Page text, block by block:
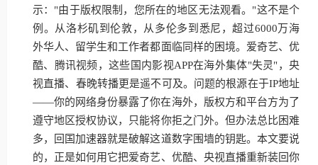
示："由于版权限制，您所在的地区无法观看。"这不是个
例。从洛杉矶到伦敦，从多伦多到悉尼，超过6000万海
外华人、留学生和工作者都面临同样的困境。爱奇艺、优
酷、腾讯视频，这些国内影视APP在海外集体"失灵"，央
视直播、春晚转播更是遥不可及。问题的根源在于IP地址
——你的网络身份暴露了你在海外，版权方和平台方为了
遵守地区授权协议，只能将你拒之门外。但办法总比困难
多，回国加速器就是破解这道数字围墙的钥匙。本文要说
的，正是如何用它把爱奇艺、优酷、央视直播重新装回你